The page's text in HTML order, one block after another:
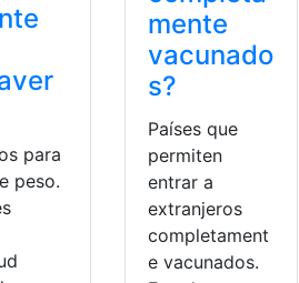
para
peso.
mente
vacunado
s?
Países que
permiten
entrar a
extranjeros
completament
e vacunados.